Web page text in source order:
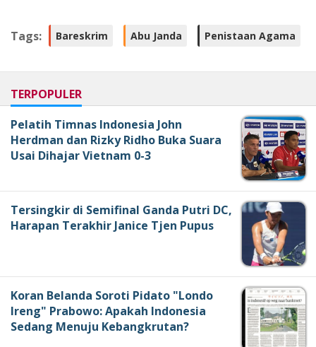
Tags: Bareskrim Abu Janda Penistaan Agama
TERPOPULER
Pelatih Timnas Indonesia John
Herdman dan Rizky Ridho Buka Suara
Usai Dihajar Vietnam 0-3
Tersingkir di Semifinal Ganda Putri DC,
Harapan Terakhir Janice Tjen Pupus
Koran Belanda Soroti Pidato "Londo
Ireng" Prabowo: Apakah Indonesia
Sedang Menuju Kebangkrutan?